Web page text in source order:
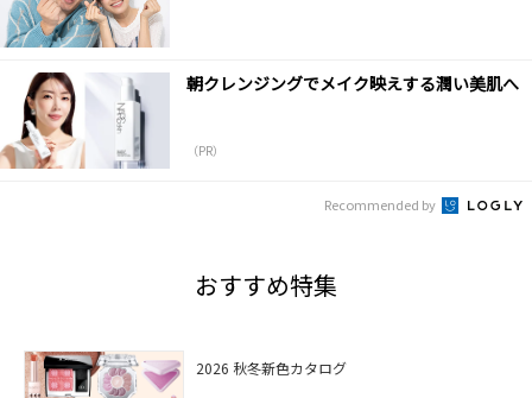
朝クレンジングでメイク映えする潤い美肌へ
（PR）
Recommended by
おすすめ特集
2026 秋冬新色カタログ